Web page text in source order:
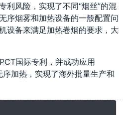
利风险，实现了不同“烟丝”的混
序烟雾和加热设备的一般配置问
设备来满足加热卷烟的要求，大
国际专利，并成功应用
加热，实现了海外批量生产和